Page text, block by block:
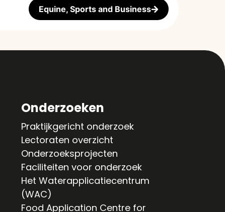
Equine, Sports and Business
Onderzoeken
Praktijkgericht onderzoek
Lectoraten overzicht
Onderzoeksprojecten
Faciliteiten voor onderzoek
Het Waterapplicatiecentrum
(WAC)
Food Application Centre for